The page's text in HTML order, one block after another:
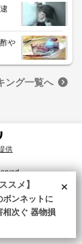
や
ング一覧へ
供
ツや広告配信を提供する
ー をご確認ください。×
スメ】
ボンネットに
相次ぐ 器物損